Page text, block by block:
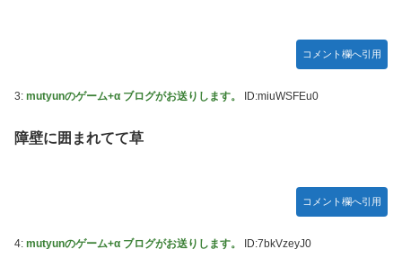
【ウマ娘】コミケで配布予定だった非公式グッズ「オグリキ
ャップタマモクロスアクリル定規」意外(?)な落とし穴によ
ドラマー兼編曲家「ハロプロのいう『16ビートを刻む』って
韓国人「韓国サッカー協会の性接待報道、海外でも大騒ぎ
国の恥だ」「2002年まで疑う価値がある」「国民や国が築
コメント欄へ引用
3: mutyunのゲーム+α ブログがお送りします。 ID:miuWSFEu0
障壁に囲まれてて草
コメント欄へ引用
4: mutyunのゲーム+α ブログがお送りします。 ID:7bkVzeyJ0